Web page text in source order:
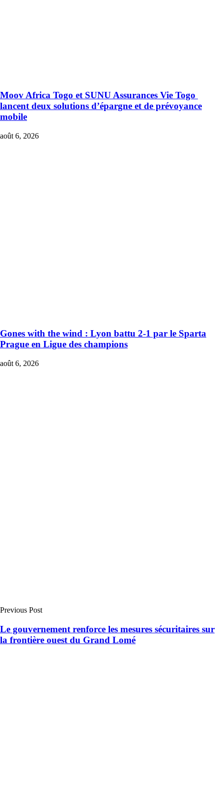
Moov Africa Togo et SUNU Assurances Vie Togo
lancent deux solutions d’épargne et de prévoyance
mobile
août 6, 2026
Gones with the wind : Lyon battu 2-1 par le Sparta
Prague en Ligue des champions
août 6, 2026
Previous Post
Le gouvernement renforce les mesures sécuritaires sur
la frontière ouest du Grand Lomé